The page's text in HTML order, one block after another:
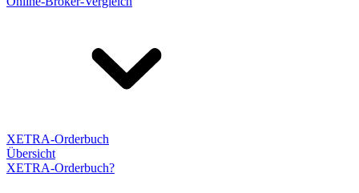
XETRA-Orderbuch
Übersicht
XETRA-Orderbuch?